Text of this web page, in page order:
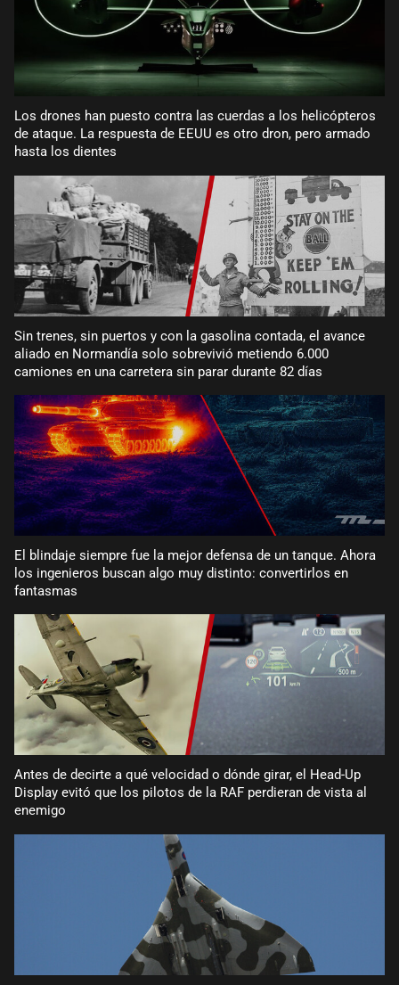
Los drones han puesto contra las cuerdas a los helicópteros
de ataque. La respuesta de EEUU es otro dron, pero armado
hasta los dientes
Sin trenes, sin puertos y con la gasolina contada, el avance
aliado en Normandía solo sobrevivió metiendo 6.000
camiones en una carretera sin parar durante 82 días
El blindaje siempre fue la mejor defensa de un tanque. Ahora
los ingenieros buscan algo muy distinto: convertirlos en
fantasmas
Antes de decirte a qué velocidad o dónde girar, el Head-Up
Display evitó que los pilotos de la RAF perdieran de vista al
enemigo